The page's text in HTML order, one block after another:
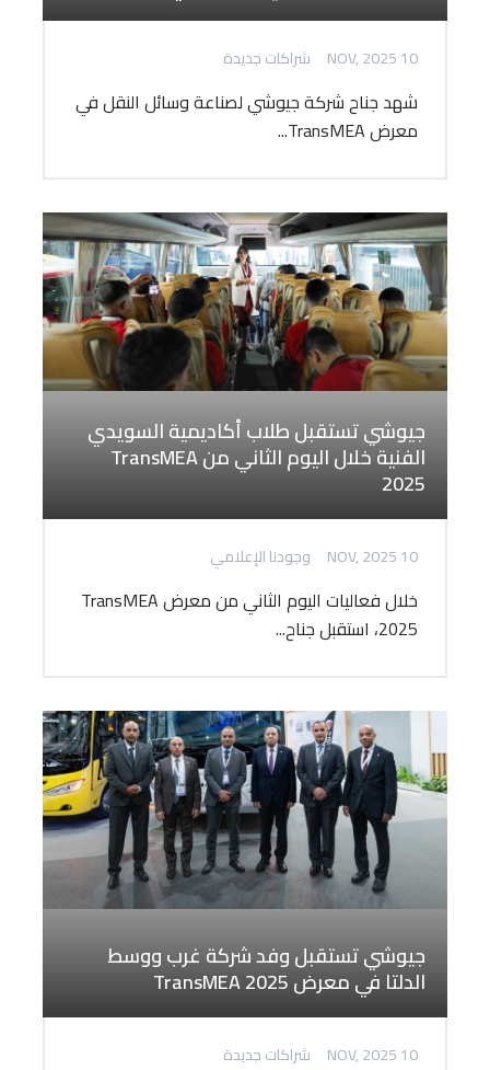
10 NOV, 2025 شراكات جديدة
شهد جناح شركة جيوشي لصناعة وسائل النقل في
معرض TransMEA...
جيوشي تستقبل طلاب أكاديمية السويدي
الفنية خلال اليوم الثاني من TransMEA
2025
10 NOV, 2025 وجودنا الإعلامي
خلال فعاليات اليوم الثاني من معرض TransMEA
2025، استقبل جناح...
جيوشي تستقبل وفد شركة غرب ووسط
الدلتا في معرض TransMEA 2025
10 NOV, 2025 شراكات جديدة